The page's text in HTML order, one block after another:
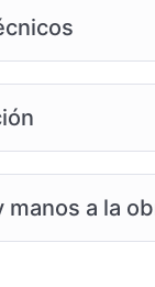
como
deseen
también, a
a un
supervisada
a la